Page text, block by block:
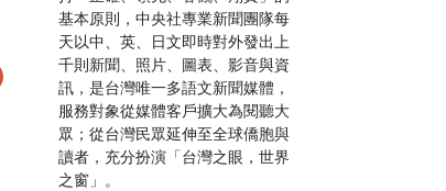
基本原則，中央社專業新聞團隊每
天以中、英、日文即時對外發出上
千則新聞、照片、圖表、影音與資
訊，是台灣唯一多語文新聞媒體，
服務對象從媒體客戶擴大為閱聽大
眾；從台灣民眾延伸至全球僑胞與
讀者，充分扮演「台灣之眼，世界
之窗」。